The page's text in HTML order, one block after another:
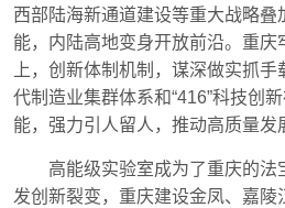
西部陆海新通道建设等重大战略叠
能，内陆高地变身开放前沿。重庆
上，创新体制机制，谋深做实抓手
代制造业集群体系和“416”科技创
能，强力引人留人，推动高质量发
高能级实验室成为了重庆的法
发创新裂变，重庆建设金凤、嘉陵